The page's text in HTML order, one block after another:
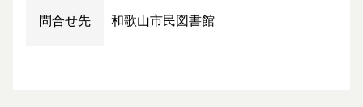
問合せ先 和歌山市民図書館